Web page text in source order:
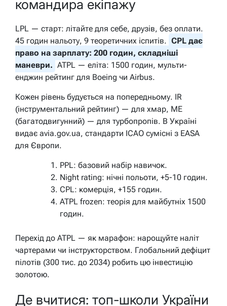
командира екіпажу
LPL — старт: літайте для себе, друзів, без оплати.
45 годин нальоту, 9 теоретичних іспитів. CPL дає
право на зарплату: 200 годин, складніші
маневри. ATPL — еліта: 1500 годин, мульти-
енджин рейтинг для Boeing чи Airbus.
Кожен рівень будується на попередньому. IR
(інструментальний рейтинг) — для хмар, ME
(багатодвигунний) — для турбопропів. В Україні
видає avia.gov.ua, стандарти ICAO сумісні з EASA
для Європи.
PPL: базовий набір навичок.
Night rating: нічні польоти, +5-10 годин.
CPL: комерція, +155 годин.
ATPL frozen: теорія для майбутніх 1500
годин.
Перехід до ATPL — як марафон: нарощуйте наліт
чартерами чи інструкторством. Глобальний дефіцит
пілотів (300 тис. до 2034) робить цю інвестицію
золотою.
Де вчитися: топ-школи України